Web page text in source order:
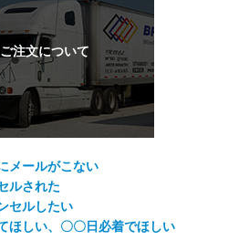
メールがこない
ルされた
セルしたい
ほしい、〇〇日必着でほしい